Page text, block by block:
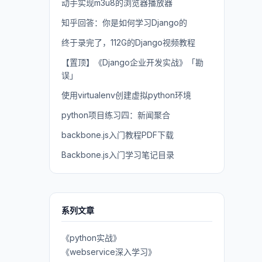
动手实现m3u8的浏览器播放器
知乎回答：你是如何学习Django的
终于录完了，112G的Django视频教程
【置顶】《Django企业开发实战》「勘
误」
使用virtualenv创建虚拟python环境
python项目练习四：新闻聚合
backbone.js入门教程PDF下载
Backbone.js入门学习笔记目录
系列文章
《python实战》
《webservice深入学习》